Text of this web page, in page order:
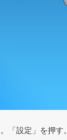
「設定」を押す。